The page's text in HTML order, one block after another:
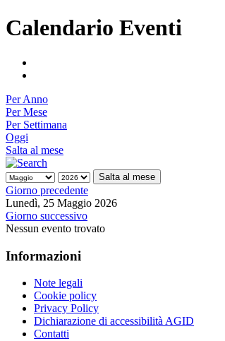
Calendario Eventi
Per Anno
Per Mese
Per Settimana
Oggi
Salta al mese
Salta al mese
Giorno precedente
Lunedì, 25 Maggio 2026
Giorno successivo
Nessun evento trovato
Informazioni
Note legali
Cookie policy
Privacy Policy
Dichiarazione di accessibilità AGID
Contatti